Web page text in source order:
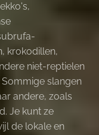
krokodillen,
niet-reptielen
slangen
andere, zoals
Je kunt ze
de lokale en